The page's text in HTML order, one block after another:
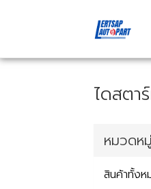
ไดสตา
หมวดหมู่
สินค้าทั้งห